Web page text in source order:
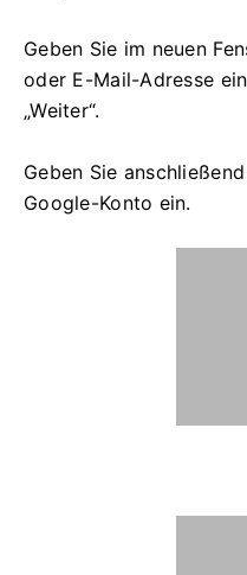
Geben Sie im neuen
oder E-Mail-Adresse
„Weiter“.
Geben Sie
Google-Konto ein.